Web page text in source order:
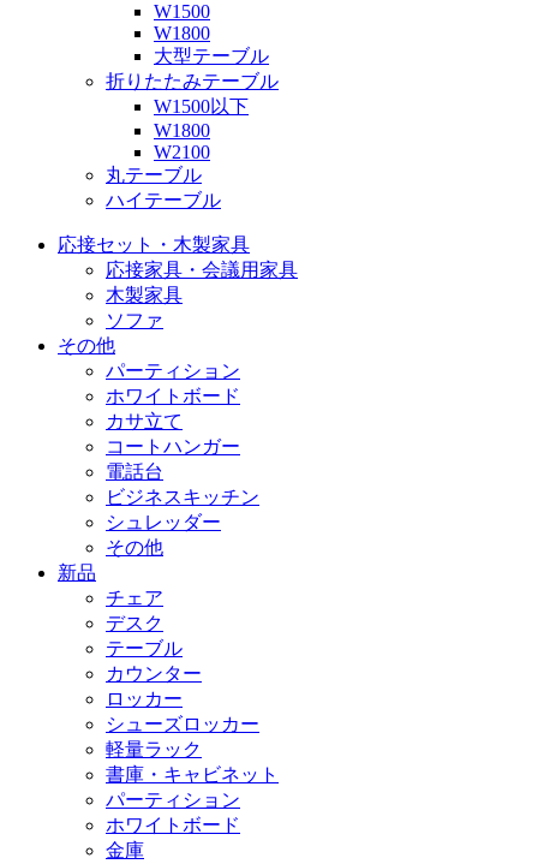
W1500
W1800
大型テーブル
折りたたみテーブル
W1500以下
W1800
W2100
丸テーブル
ハイテーブル
応接セット・木製家具
応接家具・会議用家具
木製家具
ソファ
その他
パーティション
ホワイトボード
カサ立て
コートハンガー
電話台
ビジネスキッチン
シュレッダー
その他
新品
チェア
デスク
テーブル
カウンター
ロッカー
シューズロッカー
軽量ラック
書庫・キャビネット
パーティション
ホワイトボード
金庫